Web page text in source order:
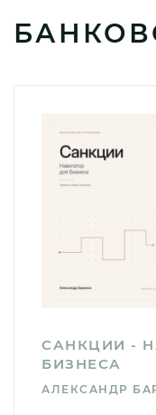
САНКЦИИ -
БИЗНЕСА
АЛЕКСАНДР